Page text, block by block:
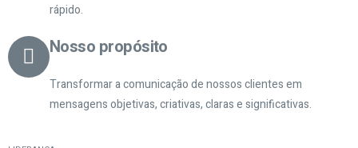
rápido.
Nosso propósito
Transformar a comunicação de nossos clientes em
mensagens objetivas, criativas, claras e significativas.